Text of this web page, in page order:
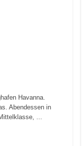
Havanna.
Abendessen in
...